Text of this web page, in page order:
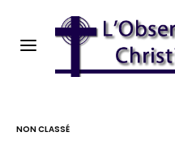
NON CLASSÉ